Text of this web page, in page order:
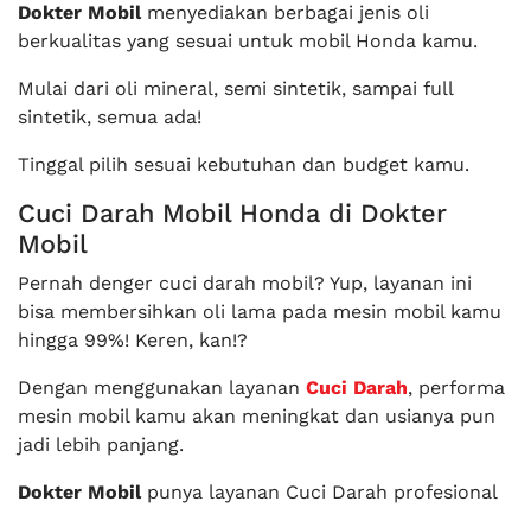
Dokter Mobilmenyediakan berbagai jenis oli
berkualitas yang sesuai untuk mobil Honda kamu.
Mulai dari oli mineral, semi sintetik, sampai full
sintetik, semua ada!
Tinggal pilih sesuai kebutuhan dan budget kamu.
Cuci Darah Mobil Honda di Dokter
Mobil
Pernah denger cuci darah mobil? Yup, layanan ini
bisa membersihkan oli lama pada mesin mobil kamu
hingga 99%! Keren, kan!?
Dengan menggunakan layanan Cuci Darah, performa
mesin mobil kamu akan meningkat dan usianya pun
jadi lebih panjang.
Dokter Mobilpunya layanan Cuci Darah profesional